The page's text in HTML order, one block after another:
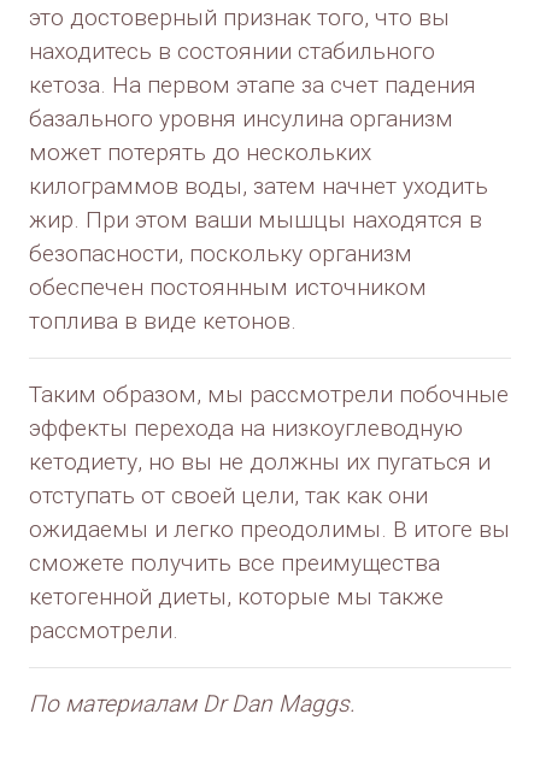
это достоверный признак того, что вы
находитесь в состоянии стабильного
кетоза. На первом этапе за счет падения
базального уровня инсулина организм
может потерять до нескольких
килограммов воды, затем начнет уходить
жир. При этом ваши мышцы находятся в
безопасности, поскольку организм
обеспечен постоянным источником
топлива в виде кетонов.
Таким образом, мы рассмотрели побочные
эффекты перехода на низкоуглеводную
кетодиету, но вы не должны их пугаться и
отступать от своей цели, так как они
ожидаемы и легко преодолимы. В итоге вы
сможете получить все преимущества
кетогенной диеты, которые мы также
рассмотрели.
По материалам Dr Dan Maggs.